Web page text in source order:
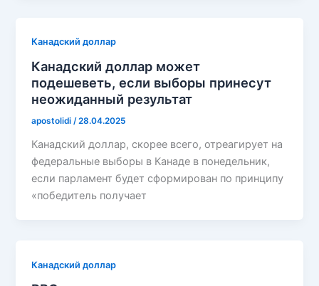
Канадский доллар
Канадский доллар может
подешеветь, если выборы принесут
неожиданный результат
apostolidi/28.04.2025
Канадский доллар, скорее всего, отреагирует на
федеральные выборы в Канаде в понедельник,
если парламент будет сформирован по принципу
«победитель получает
Канадский доллар